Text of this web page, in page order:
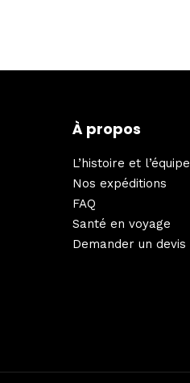
À propos
L’histoire et l’équipe
Nos expéditions
FAQ
Santé en voyage
Demander un devis